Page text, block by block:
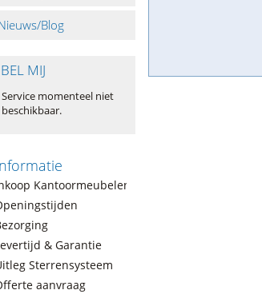
Blog
BEL MIJ
Service momenteel niet
beschikbaar.
Kantoormeubelen
& Garantie
Sterrensysteem
aanvraag